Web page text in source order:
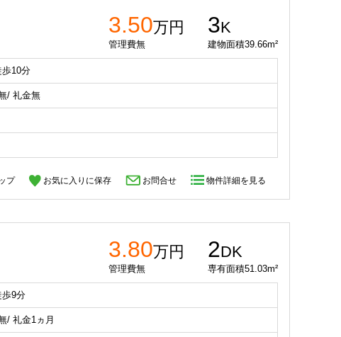
3.50万円
管理費無
3K
建物面積39.66m²
10分
/ 礼金無
プ お気に入りに保存 お問合せ 物件詳細を見る
3.80万円
管理費無
2DK
専有面積51.03m²
歩9分
/ 礼金1ヵ月